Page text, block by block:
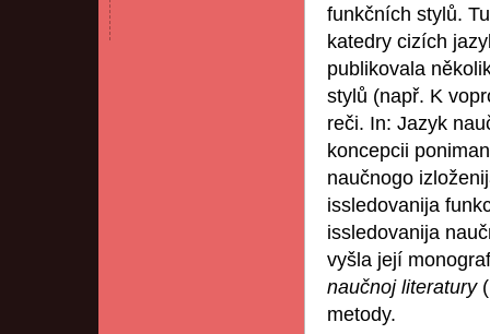
funkčních stylů.
katedry cizích
publikovala
stylů (např. K
reči. In: Jazyk
koncepcii
naučnogo
issledovanija
issledovanija
vyšla její
naučnoj literatury
metody.